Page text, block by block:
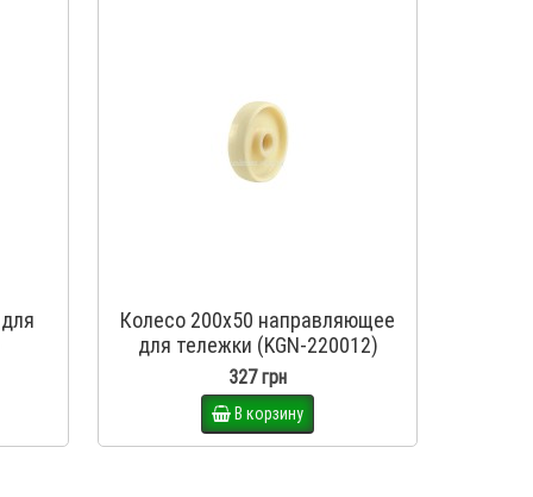
Колесо 200х50 направляющее
для тележки (KGN-220012)
327 грн
В корзину